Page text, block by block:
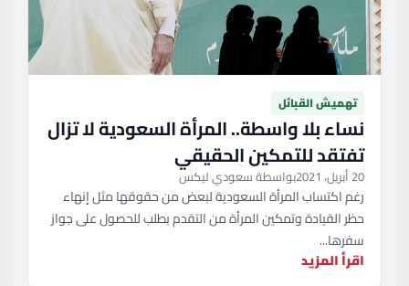
تهميش القبائل
نساء بلا واسطة.. المرأة السعودية لا تزال
تفتقد للتمكين الحقيقي
20 أبريل، 2021 بواسطة سعودي ليكس
رغم اكتساب المرأة السعودية لبعض من حقوقها مثل إنهاء
حظر القيادة وتمكين المرأة من التقدم بطلب للحصول على جواز
سفرها...
اقرأ المزيد